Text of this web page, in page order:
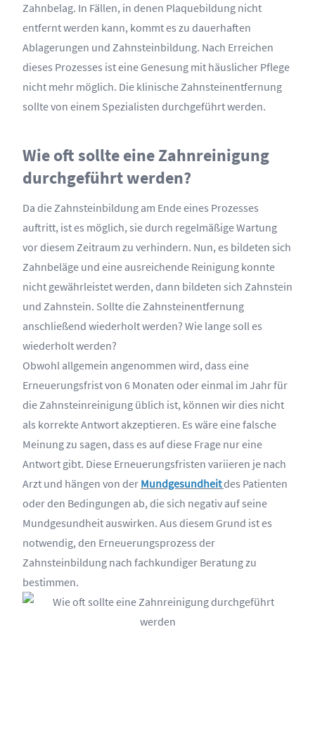
Zahnbelag. In Fällen, in denen Plaquebildung nicht
entfernt werden kann, kommt es zu dauerhaften
Ablagerungen und Zahnsteinbildung. Nach Erreichen
dieses Prozesses ist eine Genesung mit häuslicher Pflege
nicht mehr möglich. Die klinische Zahnsteinentfernung
sollte von einem Spezialisten durchgeführt werden.
Wie oft sollte eine Zahnreinigung
durchgeführt werden?
Da die Zahnsteinbildung am Ende eines Prozesses
auftritt, ist es möglich, sie durch regelmäßige Wartung
vor diesem Zeitraum zu verhindern. Nun, es bildeten sich
Zahnbeläge und eine ausreichende Reinigung konnte
nicht gewährleistet werden, dann bildeten sich Zahnstein
und Zahnstein. Sollte die Zahnsteinentfernung
anschließend wiederholt werden? Wie lange soll es
wiederholt werden?
Obwohl allgemein angenommen wird, dass eine
Erneuerungsfrist von 6 Monaten oder einmal im Jahr für
die Zahnsteinreinigung üblich ist, können wir dies nicht
als korrekte Antwort akzeptieren. Es wäre eine falsche
Meinung zu sagen, dass es auf diese Frage nur eine
Antwort gibt. Diese Erneuerungsfristen variieren je nach
Arzt und hängen von der Mundgesundheitdes Patienten
oder den Bedingungen ab, die sich negativ auf seine
Mundgesundheit auswirken. Aus diesem Grund ist es
notwendig, den Erneuerungsprozess der
Zahnsteinbildung nach fachkundiger Beratung zu
bestimmen.